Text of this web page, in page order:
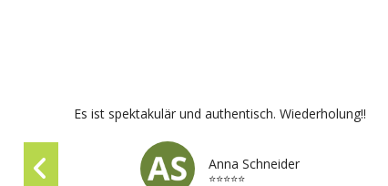
Es ist spektakulär und authentisch. Wiederholung!!
Anna Schneider
⭐⭐⭐⭐⭐